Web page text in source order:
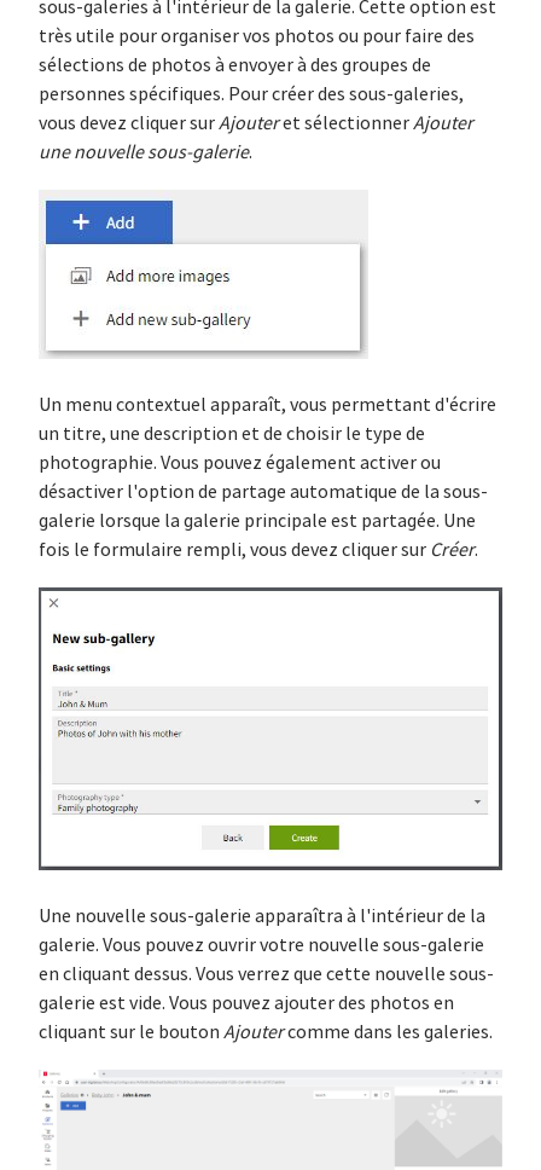
sous-galeries à l'intérieur de la galerie. Cette option est
très utile pour organiser vos photos ou pour faire des
sélections de photos à envoyer à des groupes de
personnes spécifiques. Pour créer des sous-galeries,
vous devez cliquer surAjouteret sélectionnerAjouter
une nouvelle sous-galerie.
Un menu contextuel apparaît, vous permettant d'écrire
un titre, une description et de choisir le type de
photographie. Vous pouvez également activer ou
désactiver l'option de partage automatique de la sous-
galerie lorsque la galerie principale est partagée. Une
fois le formulaire rempli, vous devez cliquer sur Créer.
Une nouvelle sous-galerie apparaîtra à l'intérieur de la
galerie. Vous pouvez ouvrir votre nouvelle sous-galerie
en cliquant dessus. Vous verrez que cette nouvelle sous-
galerie est vide. Vous pouvez ajouter des photos en
cliquant sur le bouton Ajoutercomme dans les galeries.